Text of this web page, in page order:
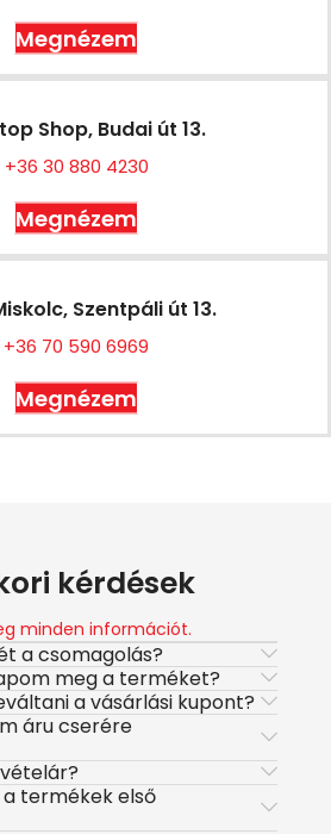
Megnézem
Shop, Budai út 13.
+36 30 880 4230
Megnézem
Szentpáli út 13.
+36 70 590 6969
Megnézem
kérdések
minden információt.
a csomagolás?
meg a terméket?
a vásárlási kupont?
áru cserére
termékek első